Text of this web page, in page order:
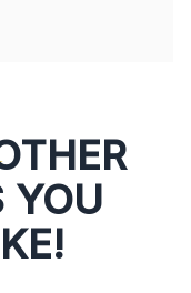
YOU